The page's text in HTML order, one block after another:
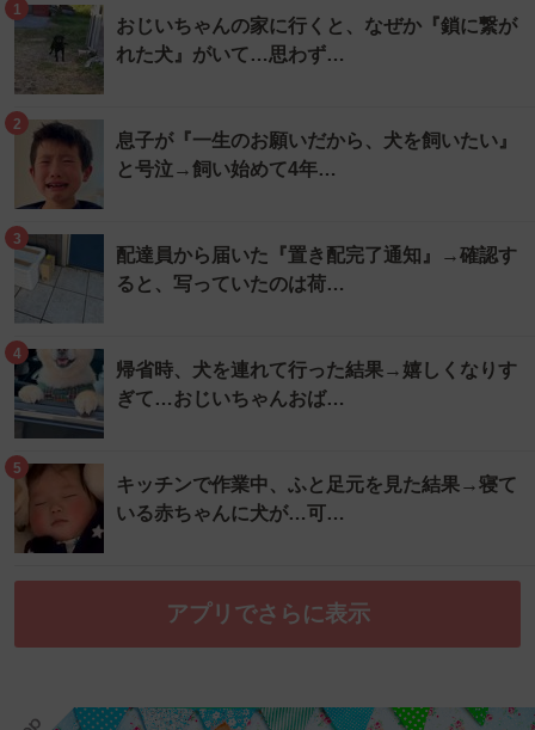
1
おじいちゃんの家に行くと、なぜか『鎖に繋が
れた犬』がいて…思わず…
2
息子が『一生のお願いだから、犬を飼いたい』
と号泣→飼い始めて4年…
3
配達員から届いた『置き配完了通知』→確認す
ると、写っていたのは荷…
4
帰省時、犬を連れて行った結果→嬉しくなりす
ぎて…おじいちゃんおば…
5
キッチンで作業中、ふと足元を見た結果→寝て
いる赤ちゃんに犬が…可…
アプリでさらに表示